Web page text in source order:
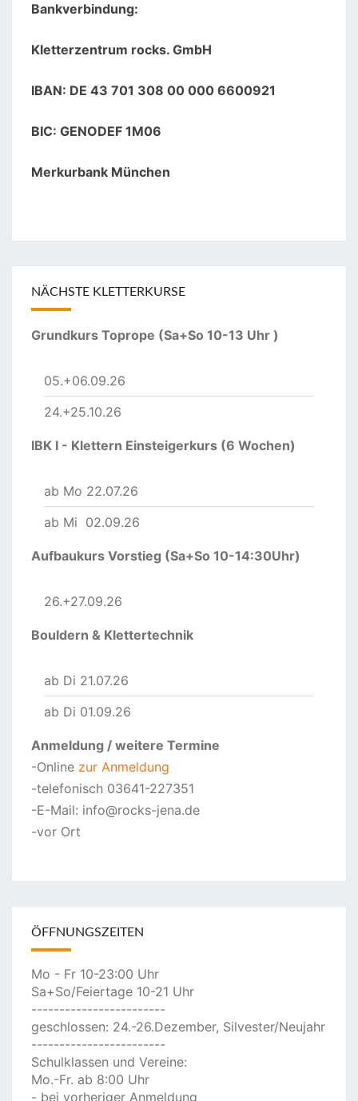
Bankverbindung:
Kletterzentrum rocks. GmbH
IBAN: DE 43 701 308 00 000 6600921
BIC: GENODEF 1M06
Merkurbank München
NÄCHSTE KLETTERKURSE
Grundkurs Toprope (Sa+So 10-13 Uhr )
05.+06.09.26
24.+25.10.26
IBK I - Klettern Einsteigerkurs (6 Wochen)
ab Mo 22.07.26
ab Mi 02.09.26
Aufbaukurs Vorstieg (Sa+So 10-14:30Uhr)
26.+27.09.26
Bouldern & Klettertechnik
ab Di 21.07.26
ab Di 01.09.26
Anmeldung / weitere Termine
-Online zur Anmeldung
-telefonisch 03641-227351
-E-Mail: info@rocks-jena.de
-vor Ort
ÖFFNUNGSZEITEN
Mo - Fr 10-23:00 Uhr
Sa+So/Feiertage 10-21 Uhr
------------------------
geschlossen: 24.-26.Dezember, Silvester/Neujahr
------------------------
Schulklassen und Vereine:
Mo.-Fr. ab 8:00 Uhr
- bei vorheriger Anmeldung